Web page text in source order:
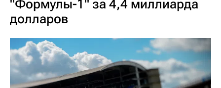
"Формулы-1" за 4,4 миллиарда
долларов